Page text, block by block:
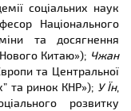
соціальних наук
Національного
та досягнення
Китаю»); Чжан
та Центральної
та ринок КНР»); У Їн,
розвитку